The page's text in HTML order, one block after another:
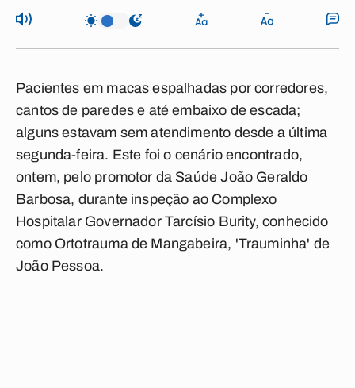
Pacientes em macas espalhadas por corredores,
cantos de paredes e até embaixo de escada;
alguns estavam sem atendimento desde a última
segunda-feira. Este foi o cenário encontrado,
ontem, pelo promotor da Saúde João Geraldo
Barbosa, durante inspeção ao Complexo
Hospitalar Governador Tarcísio Burity, conhecido
como Ortotrauma de Mangabeira, 'Trauminha' de
João Pessoa.